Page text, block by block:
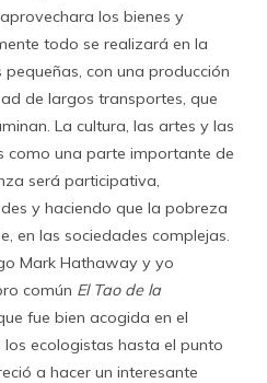
los bienes y
todo se realizará en la
con una producción
de largos transportes, que
La cultura, las artes y las
como una parte importante de
será participativa,
y haciendo que la pobreza
en las sociedades complejas.
Mark Hathaway y yo
común El Tao de la
fue bien acogida en el
ecologistas hasta el punto
a hacer un interesante